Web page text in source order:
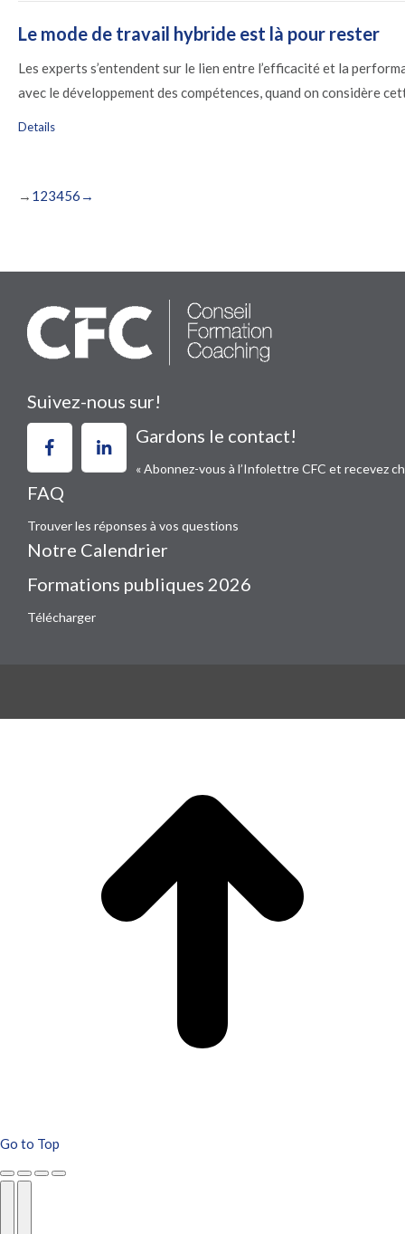
Le mode de travail hybride est là pour rester
Les experts s’entendent sur le lien entre l’efficacité et la
avec le développement des compétences, quand on considère
Details
→ 123456 →
Suivez-nous sur!
Gardons le contact!
« Abonnez-vous à l’Infolettre CFC et recevez
FAQ
Trouver les réponses à vos questions
Notre Calendrier
Formations publiques 2026
Télécharger
Go to Top